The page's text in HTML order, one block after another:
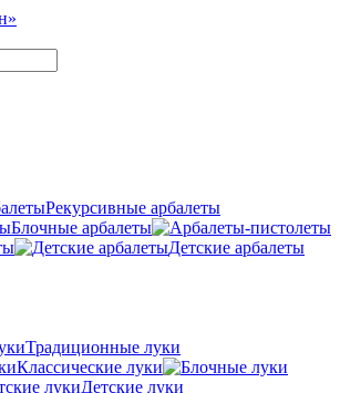
Рекурсивные арбалеты
Блочные арбалеты
Детские арбалеты
Традиционные луки
Классические луки
Детские луки